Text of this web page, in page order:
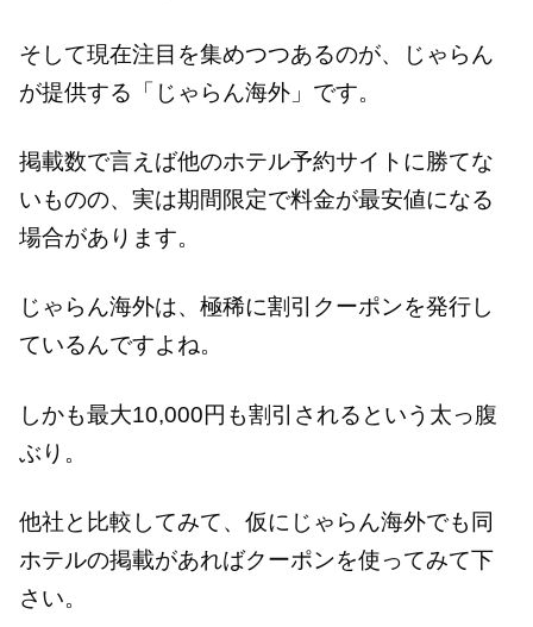
そして現在注目を集めつつあるのが、じゃらん
が提供する「じゃらん海外」です。
掲載数で言えば他のホテル予約サイトに勝てな
いものの、実は期間限定で料金が最安値になる
場合があります。
じゃらん海外は、極稀に割引クーポンを発行し
ているんですよね。
しかも最大10,000円も割引されるという太っ腹
ぶり。
他社と比較してみて、仮にじゃらん海外でも同
ホテルの掲載があればクーポンを使ってみて下
さい。